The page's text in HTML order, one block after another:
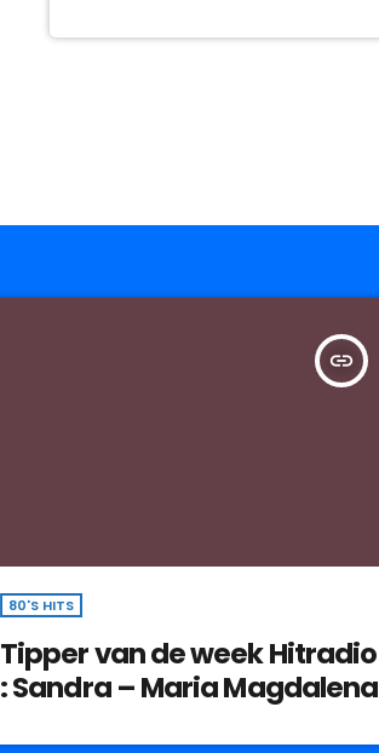
insert_link
80'S HITS
Tipper van de week Hitradio
: Sandra – Maria Magdalena